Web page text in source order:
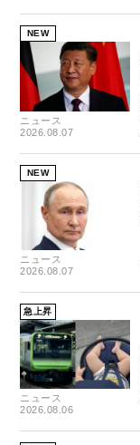
NEW
ニュース
2026.08.07
NEW
ニュース
2026.08.07
急上昇
ニュース
2026.08.06